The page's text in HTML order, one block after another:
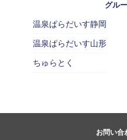
グル
温泉ぱらだいす静岡
温泉ぱらだいす山形
ちゅらとく
お問い合